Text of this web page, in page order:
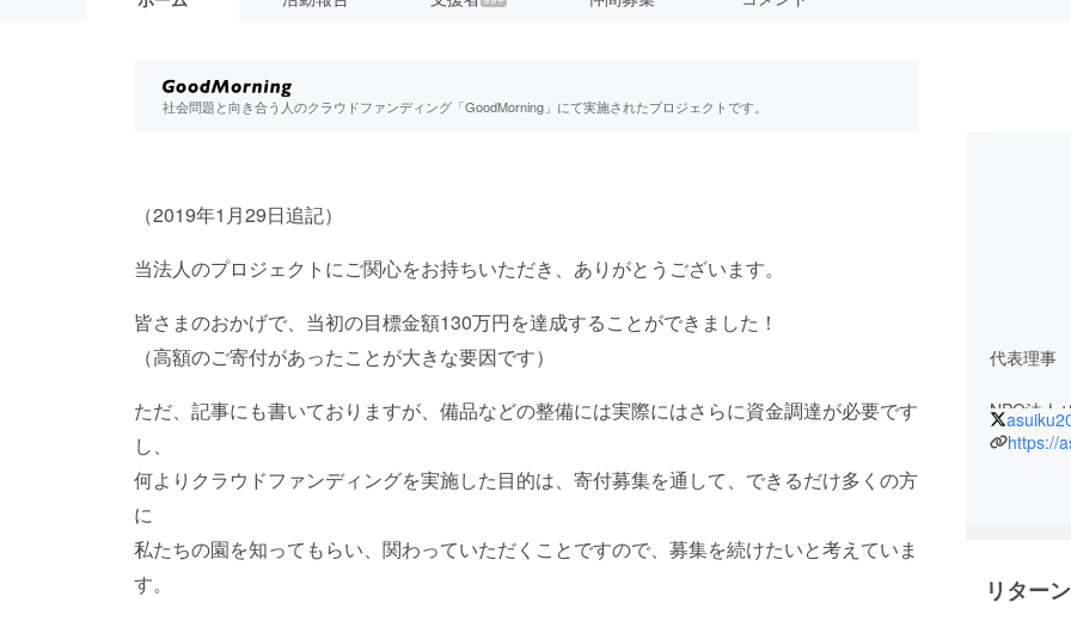
社会問題と向き合う人のクラウドファンディング「GoodMorning」にて実施されたプロジェクトです。
（2019年1月29日追記）
当法人のプロジェクトにご関心をお持ちいただき、ありがとうございます。
皆さまのおかげで、当初の目標金額130万円を達成することができました！
（高額のご寄付があったことが大きな要因です）
ただ、記事にも書いておりますが、備品などの整備には実際にはさらに資金調達が必要です
し、
何よりクラウドファンディングを実施した目的は、寄付募集を通して、できるだけ多くの方
に
私たちの園を知ってもらい、関わっていただくことですので、募集を続けたいと考えていま
す。
代表理
NPO法人
公益財団
トマネジ
https://
リター